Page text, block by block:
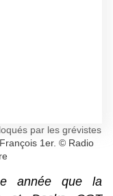
par les grévistes
1er. © Radio
année que la